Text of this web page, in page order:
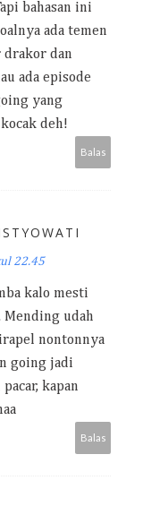
bahasan ini
ada temen
drakor dan
ada episode
yang
deh!
Balas
22.45
kalo mesti
Mending udah
nontonnya
going jadi
kapan
Balas